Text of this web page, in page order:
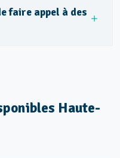
faire appel à des
Haute-